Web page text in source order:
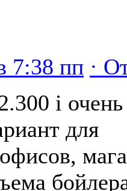
7:38 пп ·
i очень
для